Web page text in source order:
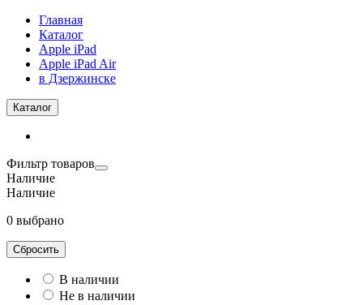
Главная
Каталог
Apple iPad
Apple iPad Air
в Дзержинске
Каталог
Фильтр товаров
Наличие
Наличие
0 выбрано
Сбросить
В наличии
Не в наличии